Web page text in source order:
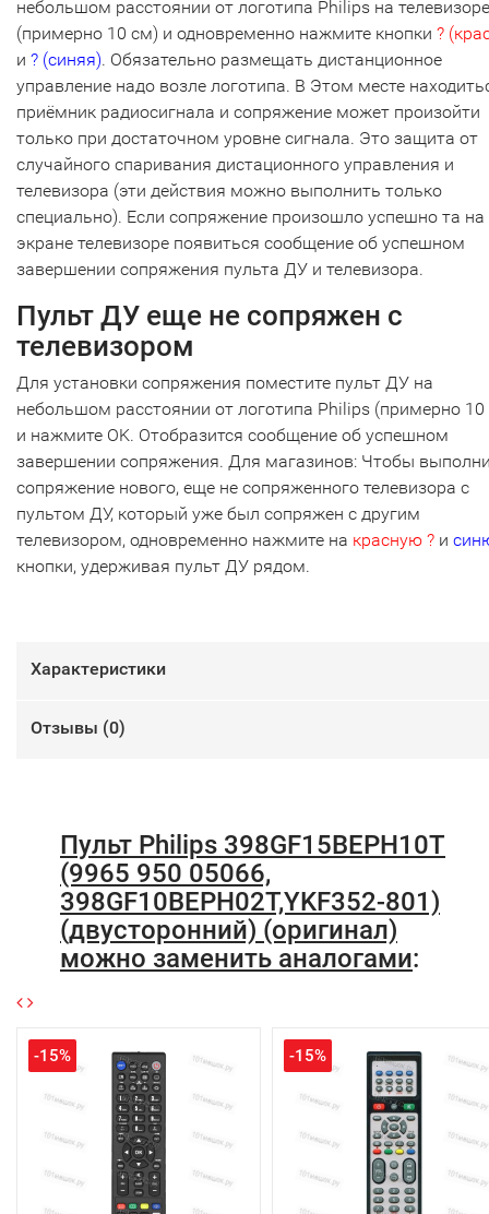
небольшом расстоянии от логотипа Philips на телевизоре
(примерно 10 см) и одновременно нажмите кнопки ?
и ? (синяя). Обязательно размещать дистанционное
управление надо возле логотипа. В Этом месте
приёмник радиосигнала и сопряжение может произойти
только при достаточном уровне сигнала. Это защита от
случайного спаривания дистационного управления и
телевизора (эти действия можно выполнить только
специально). Если сопряжение произошло успешно та на
экране телевизоре появиться сообщение об успешном
завершении сопряжения пульта ДУ и телевизора.
Пульт ДУ еще не сопряжен с
телевизором
Для установки сопряжения поместите пульт ДУ на
небольшом расстоянии от логотипа Philips (примерно
и нажмите OK. Отобразится сообщение об успешном
завершении сопряжения. Для магазинов: Чтобы
сопряжение нового, еще не сопряженного телевизора с
пультом ДУ, который уже был сопряжен с другим
телевизором, одновременно нажмите на красную ? и
кнопки, удерживая пульт ДУ рядом.
Характеристики
Отзывы (0)
Пульт Philips 398GF15BEPH10T
(9965 950 05066,
398GF10BEPH02T,YKF352-801)
(двусторонний) (оригинал)
можно заменить аналогами:
-15% -15%